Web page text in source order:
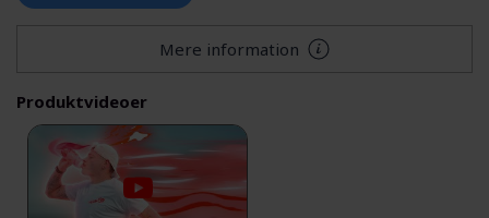
Mere information
Produktvideoer